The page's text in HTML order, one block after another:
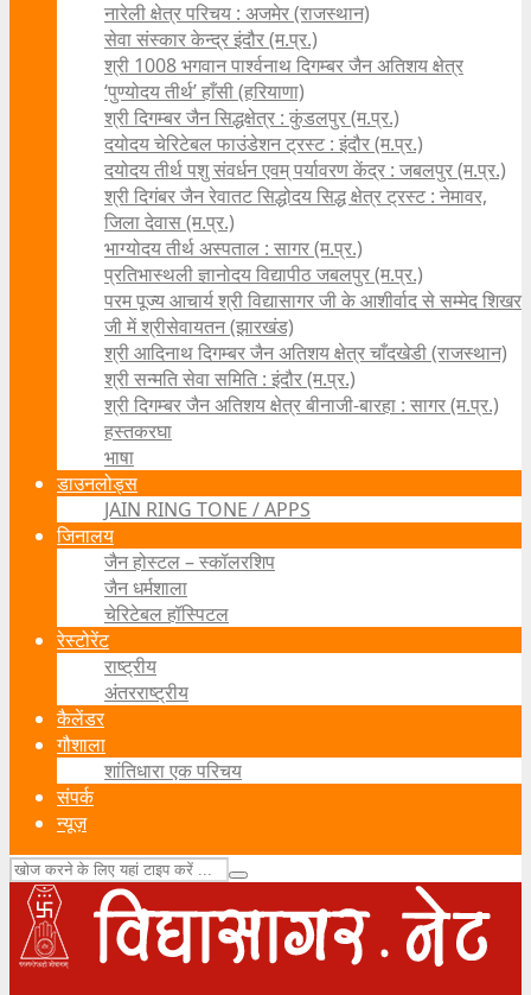
नारेली क्षेत्र परिचय : अजमेर (राजस्थान)
सेवा संस्कार केन्द्र इंदौर (म.प्र.)
श्री 1008 भगवान पार्श्वनाथ दिगम्बर जैन अतिशय क्षे‍त्र
‘पुण्योदय तीर्थ’ हाँसी (हरियाणा)
श्री दिगम्बर जैन सिद्धक्षेत्र : कुंडलपुर (म.प्र.)
दयोदय चेरिटेबल फाउंडेशन ट्रस्ट : इंदौर (म.प्र.)
दयोदय तीर्थ पशु संवर्धन एवम्‌ पर्यावरण केंद्र : जबलपुर (म.प्र.)
श्री दिगंबर जैन रेवातट सिद्धोदय सिद्ध क्षेत्र ट्रस्ट : नेमावर,
जिला देवास (म.प्र.)
भाग्योदय तीर्थ अस्पताल : सागर (म.प्र.)
प्रतिभास्थली ज्ञानोदय विद्यापीठ जबलपुर (म.प्र.)
परम पूज्य आचार्य श्री विद्यासागर जी के आशीर्वाद से सम्मेद शिखर
जी में श्रीसेवायतन (झारखंड)
श्री आदिनाथ दिगम्बर जैन अतिशय क्षेत्र चाँदखेडी (राजस्थान)
श्री सन्मति सेवा समिति : इंदौर (म.प्र.)
श्री दिगम्बर जैन अतिशय क्षेत्र बीनाजी-बारहा : सागर (म.प्र.)
हस्तकरघा
भाषा
डाउनलोड्स
JAIN RING TONE / APPS
जिनालय
जैन होस्टल – स्कॉलरशिप
जैन धर्मशाला
चेरिटेबल हॉस्पिटल
रेस्टोरेंट
राष्ट्रीय
अंतरराष्ट्रीय
कैलेंडर
गौशाला
शांतिधारा एक परिचय
संपर्क
न्यूज़